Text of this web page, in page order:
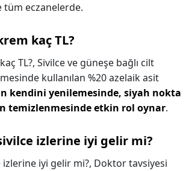
tüm eczanelerde.
kaç TL?
TL?, Sivilce ve güneşe bağlı cilt
kullanılan %20 azelaik asit
kendini yenilemesinde, siyah nokta
temizlenmesinde etkin rol oynar.
izlerine iyi gelir mi?
iyi gelir mi?, Doktor tavsiyesi